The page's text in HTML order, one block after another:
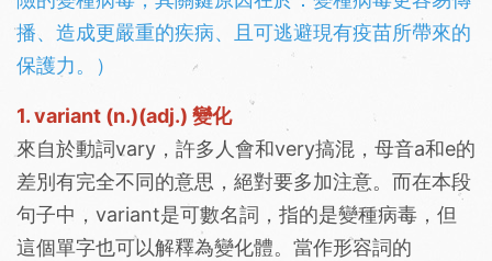
播、造成更嚴重的疾病、且可逃避現有疫苗所帶來的
保護力。）
1. variant (n.)(adj.) 變化
來自於動詞vary，許多人會和very搞混，母音a和e的
差別有完全不同的意思，絕對要多加注意。而在本段
句子中，variant是可數名詞，指的是變種病毒，但
這個單字也可以解釋為變化體。當作形容詞的